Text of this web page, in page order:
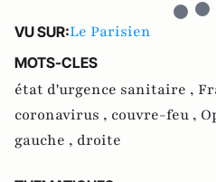
VU SUR:Le Parisien
MOTS-CLES
état d'urgence sanitaire ,
coronavirus , couvre-feu ,
gauche , droite